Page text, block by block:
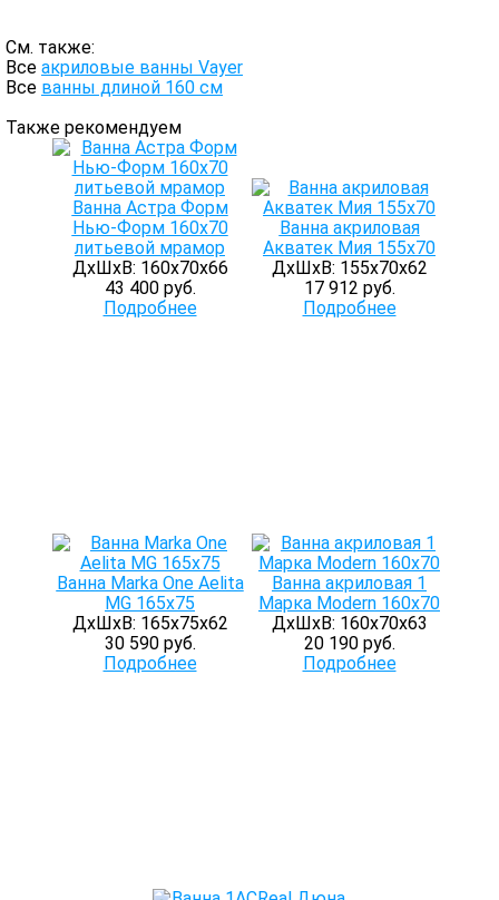
См. также:
Все акриловые ванны Vayer
Все ванны длиной 160 см
Также рекомендуем
Ванна Астра Форм
Нью-Форм 160х70
литьевой мрамор
ДхШхВ: 160х70х66
43 400 руб.
Подробнее
Ванна акриловая
Акватек Мия 155х70
ДхШхВ: 155х70х62
17 912 руб.
Подробнее
Ванна Marka One Aelita
MG 165х75
ДхШхВ: 165х75х62
30 590 руб.
Подробнее
Ванна акриловая 1
Марка Modern 160х70
ДхШхВ: 160х70х63
20 190 руб.
Подробнее